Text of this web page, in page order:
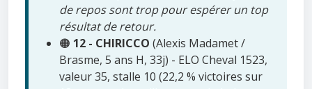
de repos sont trop pour espérer un top
résultat de retour.
🟠 12 - CHIRICCO (Alexis Madamet /
Brasme, 5 ans H, 33j) - ELO Cheval 1523,
valeur 35, stalle 10 (22,2 % victoires sur